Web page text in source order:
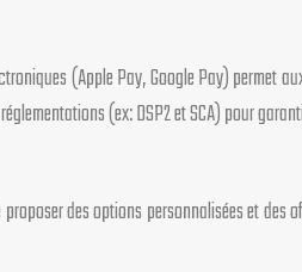
(Apple Pay, Google Pay)
(ex: DSP2 et SCA) pour
des options personnalisées et